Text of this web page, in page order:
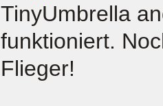
TinyUmbrella
funktioniert.
Flieger!